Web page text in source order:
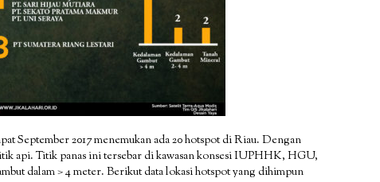
September 2017 menemukan ada 20 hotspot di Riau. Dengan
api. Titik panas ini tersebar di kawasan konsesi IUPHHK, HGU,
dalam > 4 meter. Berikut data lokasi hotspot yang dihimpun